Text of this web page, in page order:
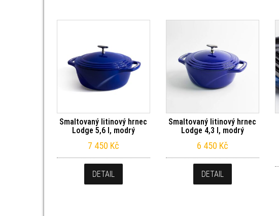
Smaltovaný litinový hrnec
Lodge 5,6 l, modrý
7 450 Kč
DETAIL
Smaltovaný litinový hrnec
Lodge 4,3 l, modrý
6 450 Kč
DETAIL